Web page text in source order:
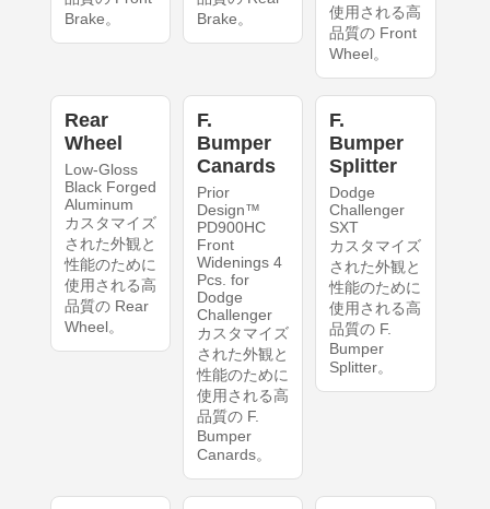
Brake。
Brake。
使用される高
品質の Front
Wheel。
Rear
Wheel
Low-Gloss
Black Forged
Aluminum
カスタマイズ
された外観と
性能のために
使用される高
品質の Rear
Wheel。
F.
Bumper
Canards
Prior
Design™
PD900HC
Front
Widenings 4
Pcs. for
Dodge
Challenger
カスタマイズ
された外観と
性能のために
使用される高
品質の F.
Bumper
Canards。
F.
Bumper
Splitter
Dodge
Challenger
SXT
カスタマイズ
された外観と
性能のために
使用される高
品質の F.
Bumper
Splitter。